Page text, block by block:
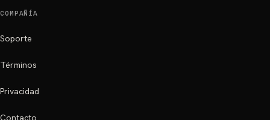
COMPAÑÍA
Soporte
Términos
Privacidad
Contacto